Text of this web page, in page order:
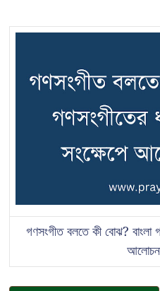
গণসংগীত বলতে কী বোঝ? বাংলা